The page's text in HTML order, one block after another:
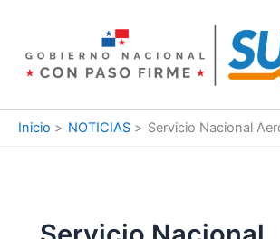
contenido
Inicio NOTICIAS Servicio Nacional